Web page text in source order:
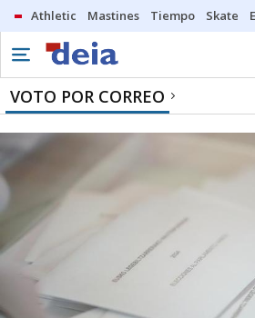
Athletic Mastines Tiempo Skate
VOTO POR CORREO